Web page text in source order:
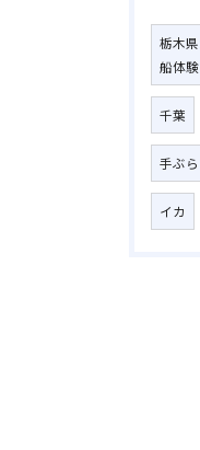
栃木
船体
千葉
手ぶら
イカ